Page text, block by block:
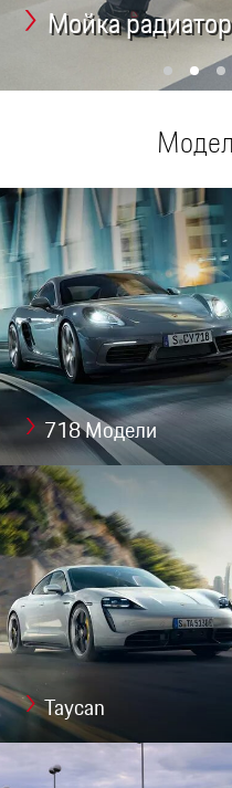
Мойка
718 Модели
Taycan